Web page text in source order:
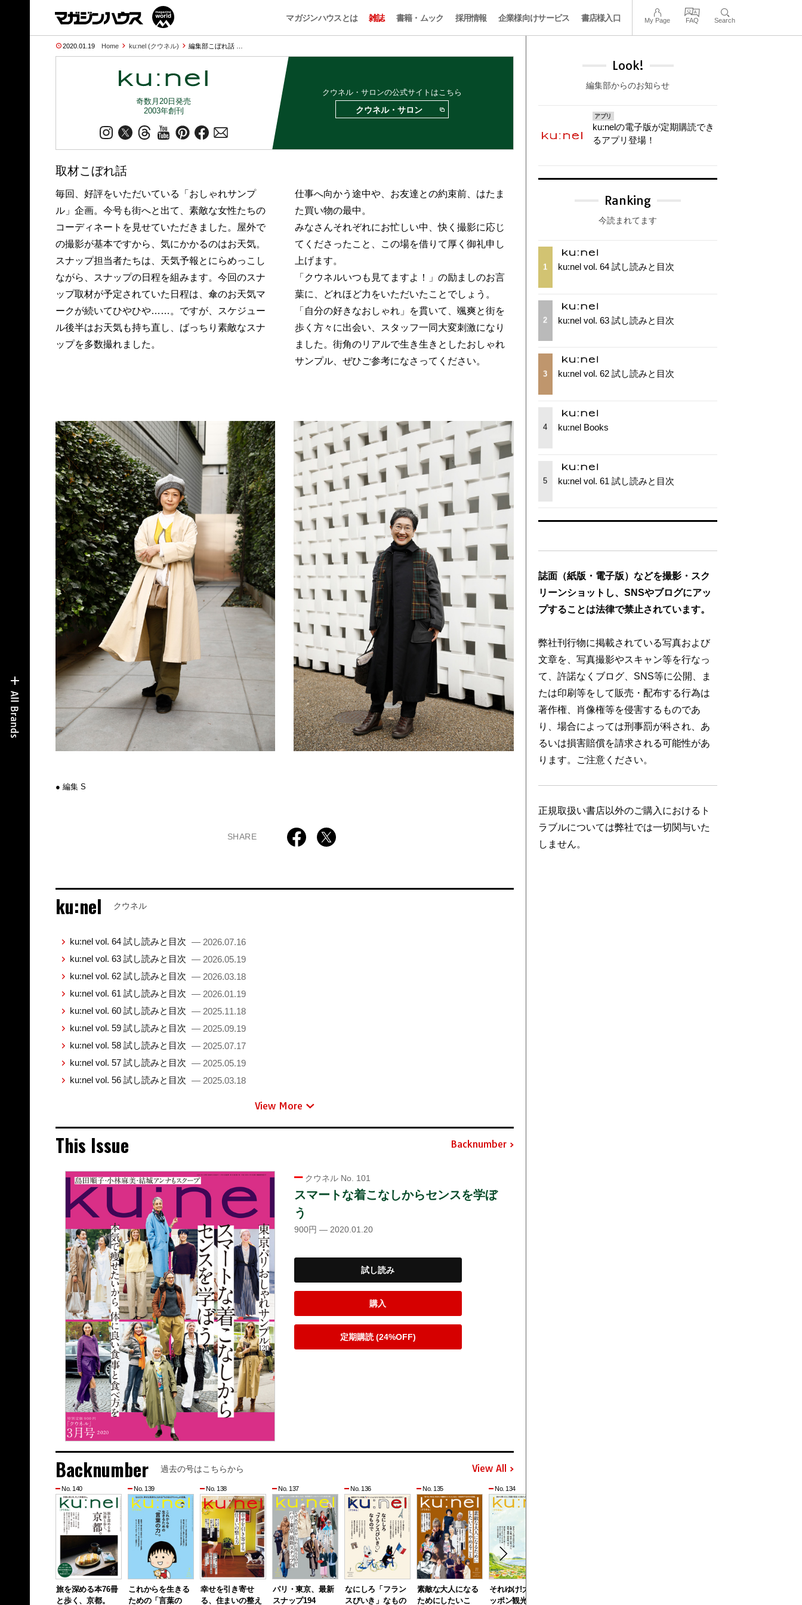
マガジンハウスとは 雑誌 書籍・ムック 採用情報 企業様向けサービス 書店様入口 My Page FAQ Search
2020.01.19 Home ku:nel (クウネル) 編集部こぼれ話 …
奇数月20日発売
2003年創刊
クウネル・サロンの公式サイトはこちら
クウネル・サロン
取材こぼれ話
毎回、好評をいただいている「おしゃれサンプ
ル」企画。今号も街へと出て、素敵な女性たちの
コーディネートを見せていただきました。屋外で
の撮影が基本ですから、気にかかるのはお天気。
スナップ担当者たちは、天気予報とにらめっこし
ながら、スナップの日程を組みます。今回のスナ
ップ取材が予定されていた日程は、傘のお天気マ
ークが続いてひやひや……。ですが、スケジュー
ル後半はお天気も持ち直し、ばっちり素敵なスナ
ップを多数撮れました。
仕事へ向かう途中や、お友達との約束前、はたま
た買い物の最中。
みなさんそれぞれにお忙しい中、快く撮影に応じ
てくださったこと、この場を借りて厚く御礼申し
上げます。
「クウネルいつも見てますよ！」の励ましのお言
葉に、どれほど力をいただいたことでしょう。
「自分の好きなおしゃれ」を貫いて、颯爽と街を
歩く方々に出会い、スタッフ一同大変刺激になり
ました。街角のリアルで生き生きとしたおしゃれ
サンプル、ぜひご参考になさってください。
● 編集 S
SHARE
ku:nel クウネル
ku:nel vol. 64 試し読みと目次 — 2026.07.16
ku:nel vol. 63 試し読みと目次 — 2026.05.19
ku:nel vol. 62 試し読みと目次 — 2026.03.18
ku:nel vol. 61 試し読みと目次 — 2026.01.19
ku:nel vol. 60 試し読みと目次 — 2025.11.18
ku:nel vol. 59 試し読みと目次 — 2025.09.19
ku:nel vol. 58 試し読みと目次 — 2025.07.17
ku:nel vol. 57 試し読みと目次 — 2025.05.19
ku:nel vol. 56 試し読みと目次 — 2025.03.18
View More
This Issue Backnumber
クウネル No. 101
スマートな着こなしからセンスを学ぼ
う
900円 — 2020.01.20
試し読み
購入
定期購読 (24%OFF)
Backnumber 過去の号はこちらから View All
No. 140
旅を深める本76冊
と歩く、京都。
No. 139
これからを生きる
ための「言葉の
No. 138
幸せを引き寄せ
る、住まいの整え
No. 137
パリ・東京、最新
スナップ194
No. 136
なにしろ「フラン
スびいき」なもの
No. 135
素敵な大人になる
ためにしたいこ
No. 134
それゆけ!大人のニ
ッポン観光
Look!
編集部からのお知らせ
アプリ
ku:nelの電子版が定期購読でき
るアプリ登場！
Ranking
今読まれてます
1 ku:nel vol. 64 試し読みと目次
2 ku:nel vol. 63 試し読みと目次
3 ku:nel vol. 62 試し読みと目次
4 ku:nel Books
5 ku:nel vol. 61 試し読みと目次
誌面（紙版・電子版）などを撮影・スク
リーンショットし、SNSやブログにアッ
プすることは法律で禁止されています。
弊社刊行物に掲載されている写真および
文章を、写真撮影やスキャン等を行なっ
て、許諾なくブログ、SNS等に公開、ま
たは印刷等をして販売・配布する行為は
著作権、肖像権等を侵害するものであ
り、場合によっては刑事罰が科され、あ
るいは損害賠償を請求される可能性があ
ります。ご注意ください。
正規取扱い書店以外のご購入におけるト
ラブルについては弊社では一切関与いた
しません。